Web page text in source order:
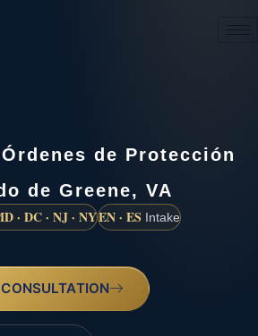
de Protección
de Greene, VA
· DC · NJ · NYEN · ES Intake